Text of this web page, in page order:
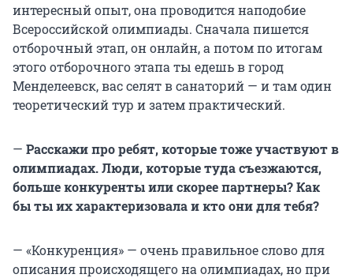
интересный опыт, она проводится наподобие
Всероссийской олимпиады. Сначала пишется
отборочный этап, он онлайн, а потом по итогам
этого отборочного этапа ты едешь в город
Менделеевск, вас селят в санаторий — и там один
теоретический тур и затем практический.
— Расскажи про ребят, которые тоже участвуют в
олимпиадах. Люди, которые туда съезжаются,
больше конкуренты или скорее партнеры? Как
бы ты их характеризовала и кто они для тебя?
— «Конкуренция» — очень правильное слово для
описания происходящего на олимпиадах, но при